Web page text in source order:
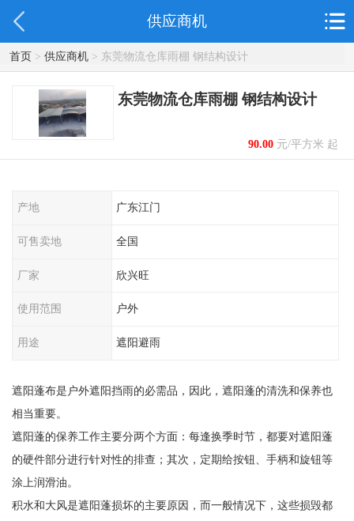
供应商机
首页> 供应商机> 东莞物流仓库雨棚 钢结构设计
东莞物流仓库雨棚 钢结构设计
90.00元/平方米 起
产地 广东江门
可售卖地 全国
厂家 欣兴旺
使用范围 户外
用途 遮阳避雨
遮阳蓬布是户外遮阳挡雨的必需品，因此，遮阳蓬的清洗和保养也
相当重要。
遮阳蓬的保养工作主要分两个方面：每逢换季时节，都要对遮阳蓬
的硬件部分进行针对性的排查；其次，定期给按钮、手柄和旋钮等
涂上润滑油。
积水和大风是遮阳蓬损坏的主要原因，而一般情况下，这些损毁都